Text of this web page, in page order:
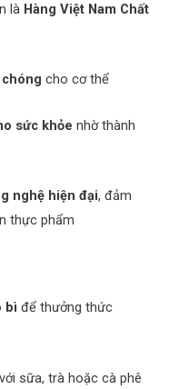
là Hàng Việt Nam Chất
cho cơ thể
sức khỏe nhờ thành
nghệ hiện đại, đảm
thực phẩm
bì để thưởng thức
sữa, trà hoặc cà phê